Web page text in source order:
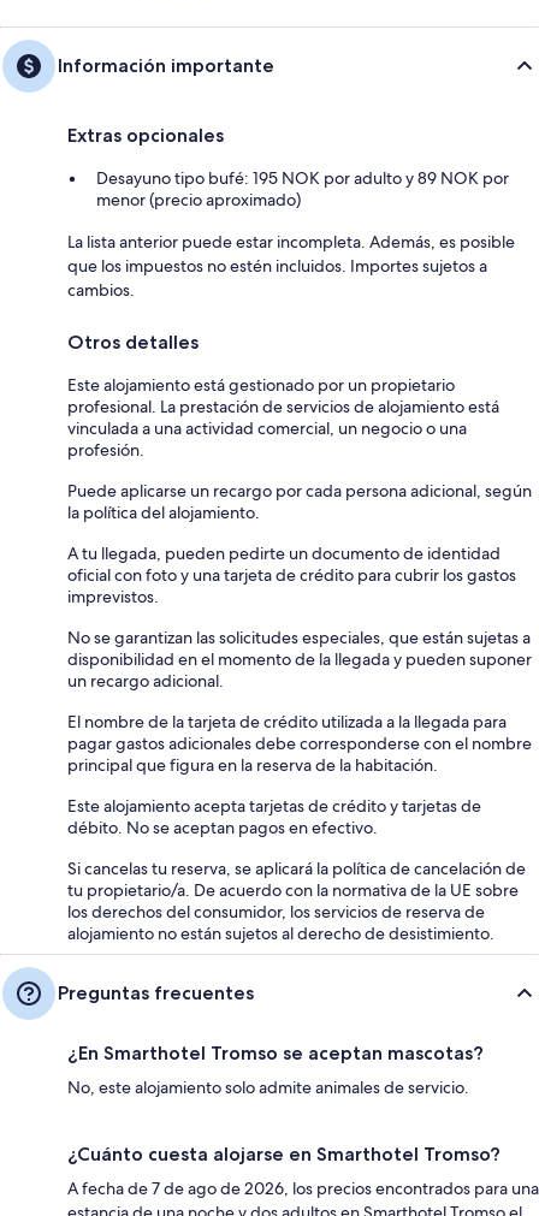
Información importante
Extras opcionales
Desayuno tipo bufé: 195 NOK por adulto y 89 NOK por
menor (precio aproximado)
La lista anterior puede estar incompleta. Además, es posible
que los impuestos no estén incluidos. Importes sujetos a
cambios.
Otros detalles
Este alojamiento está gestionado por un propietario
profesional. La prestación de servicios de alojamiento está
vinculada a una actividad comercial, un negocio o una
profesión.
Puede aplicarse un recargo por cada persona adicional, según
la política del alojamiento.
A tu llegada, pueden pedirte un documento de identidad
oficial con foto y una tarjeta de crédito para cubrir los gastos
imprevistos.
No se garantizan las solicitudes especiales, que están sujetas a
disponibilidad en el momento de la llegada y pueden suponer
un recargo adicional.
El nombre de la tarjeta de crédito utilizada a la llegada para
pagar gastos adicionales debe corresponderse con el nombre
principal que figura en la reserva de la habitación.
Este alojamiento acepta tarjetas de crédito y tarjetas de
débito. No se aceptan pagos en efectivo.
Si cancelas tu reserva, se aplicará la política de cancelación de
tu propietario/a. De acuerdo con la normativa de la UE sobre
los derechos del consumidor, los servicios de reserva de
alojamiento no están sujetos al derecho de desistimiento.
Preguntas frecuentes
¿En Smarthotel Tromso se aceptan mascotas?
No, este alojamiento solo admite animales de servicio.
¿Cuánto cuesta alojarse en Smarthotel Tromso?
A fecha de 7 de ago de 2026, los precios encontrados para una